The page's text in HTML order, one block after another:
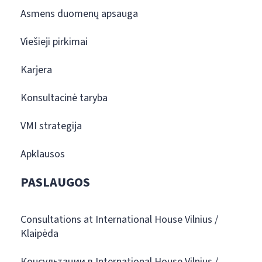
Asmens duomenų apsauga
Viešieji pirkimai
Karjera
Konsultacinė taryba
VMI strategija
Apklausos
PASLAUGOS
Consultations at International House Vilnius /
Klaipėda